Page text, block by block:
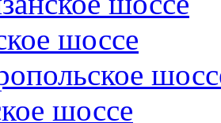
шоссе
шоссе